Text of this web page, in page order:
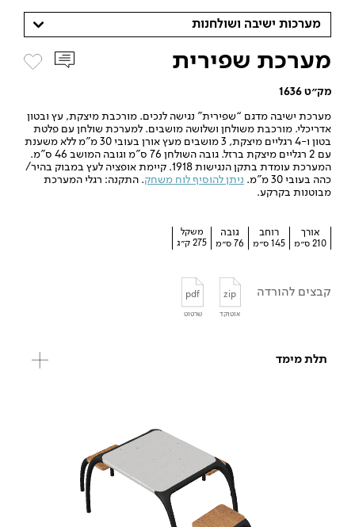
מערכות ישיבה ושולחנות
מערכת שפירית
מק״ט 1636
מערכת ישיבה מדגם “שפירית” נגישה לנכים. מורכבת מיצקת, עץ ובטון
אדריכלי. מורכבת משולחן ושלושה מושבים. למערכת שולחן עם פלטת
בטון ו-4 רגליים מיצקת, 3 מושבים מעץ אורן בעובי 30 מ”מ ללא משענת
עם 2 רגליים מיצקת ברזל. גובה השולחן 76 ס”מ וגובה המושב 46 ס”מ.
המערכת עומדת בתקן הנגישות 1918. קיימת אופציה לעץ במבוק בהיר/
כהה בעובי 30 מ”מ.
ניתן להוסיף לוח משחק. התקנה: רגלי המערכת
מבוטנות בקרקע.
אורך
210 ס״מ
רוחב
145 ס״מ
גובה
76 ס״מ
משקל
275 ק״ג
קבצים להורדה zip
אוטוקד
pdf
שרטוט
תלת מימד